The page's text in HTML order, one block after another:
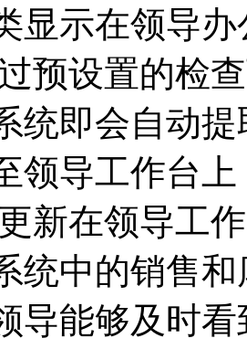
显示在领导
预设置的检
统即会自动
领导工作台
新在领导工
统中的销售
导能够及时